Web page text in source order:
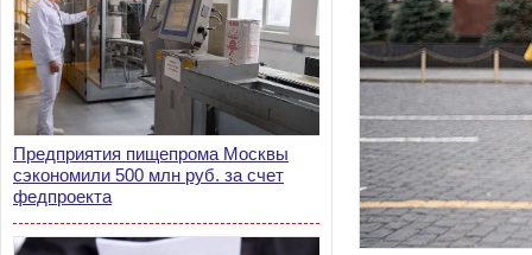
Предприятия пищепрома Москвы
сэкономили 500 млн руб. за счет
федпроекта